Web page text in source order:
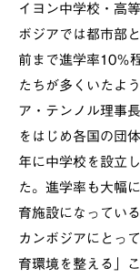
イヨン中学校・高
ボジアでは都市部
前まで進学率10％
たちが多くいたよ
ア・テンノル理事
をはじめ各国の団
年に中学校を設立
た。進学率も大幅
育施設になってい
カンボジアにとっ
育環境を整える」